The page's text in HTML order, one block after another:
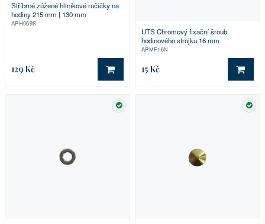
Stříbrné zúžené hliníkové ručičky na
hodiny 215 mm | 130 mm
APH069S
129 Kč DO KOŠÍKU
UTS Chromový fixační šroub
hodinového strojku 16 mm
APMF16N
15 Kč DO
SKLADEM